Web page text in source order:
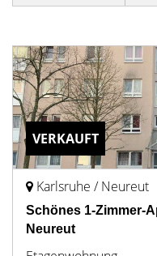
VERKAUFT
Karlsruhe / Neureut
Schönes 1-Zimmer-
Neureut